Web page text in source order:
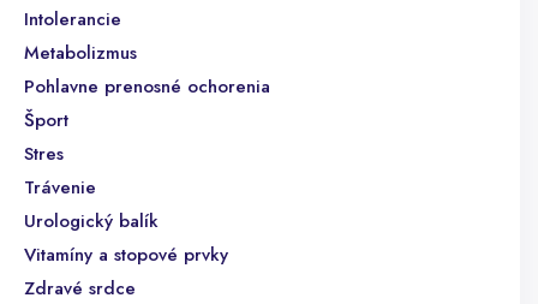
Intolerancie
Metabolizmus
Pohlavne prenosné ochorenia
Šport
Stres
Trávenie
Urologický balík
Vitamíny a stopové prvky
Zdravé srdce